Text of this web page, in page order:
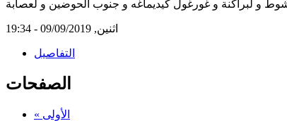
اثنين, 09/09/2019 - 19:34
التفاصيل
الصفحات
« الأولى